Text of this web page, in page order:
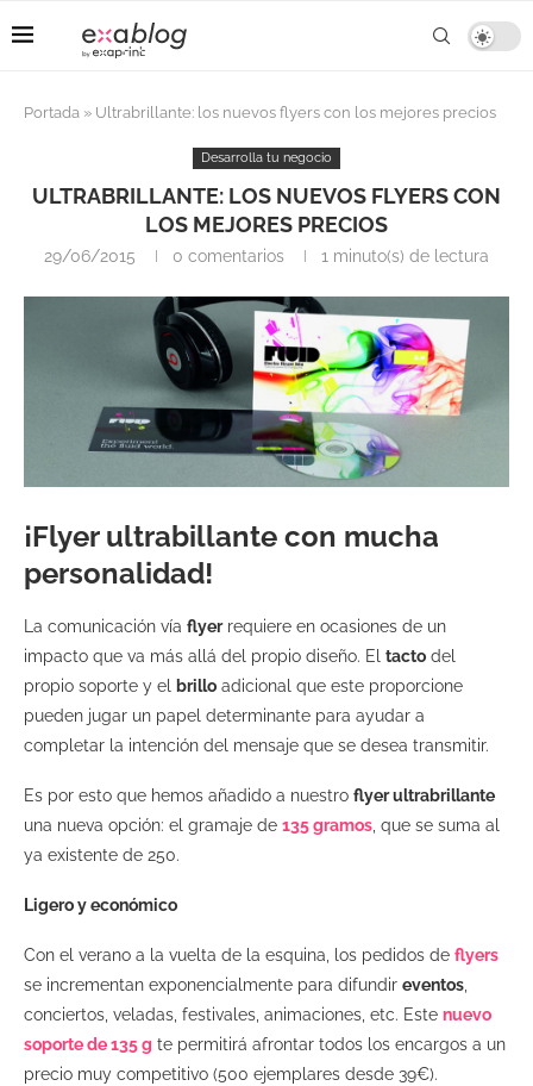
Portada » Ultrabrillante: los nuevos flyers con los mejores precios
Desarrolla tu negocio
ULTRABRILLANTE: LOS NUEVOS FLYERS CON
LOS MEJORES PRECIOS
29/06/2015 0 comentarios 1 minuto(s) de lectura
¡Flyer ultrabillante con mucha
personalidad!
La comunicación vía flyerrequiere en ocasiones de un
impacto que va más allá del propio diseño. El tacto del
propio soporte y el brillo adicional que este proporcione
pueden jugar un papel determinante para ayudar a
completar la intención del mensaje que se desea transmitir.
Es por esto que hemos añadido a nuestro flyer ultrabrillante
una nueva opción: el gramaje de 135 gramos, que se suma al
ya existente de 250.
Ligero y económico
Con el verano a la vuelta de la esquina, los pedidos de flyers
se incrementan exponencialmente para difundir eventos,
conciertos, veladas, festivales, animaciones, etc. Este nuevo
soporte de 135 g te permitirá afrontar todos los encargos a un
precio muy competitivo (500 ejemplares desde 39€).